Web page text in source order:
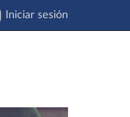
Iniciar sesión